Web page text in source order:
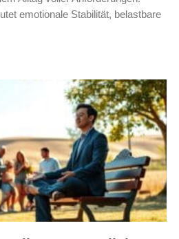
emotionale Stabilität, belastbare